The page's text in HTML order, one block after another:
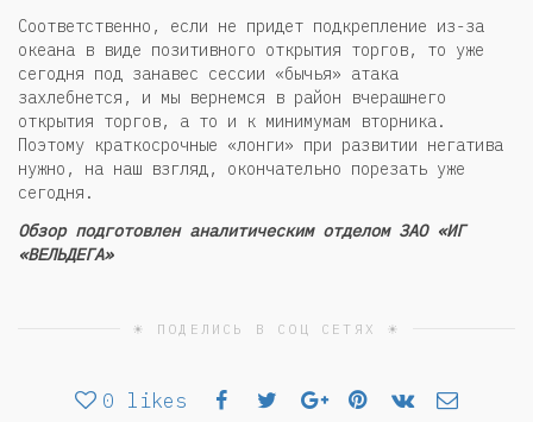
Соответственно, если не придет подкрепление из-за
океана в виде позитивного открытия торгов, то уже
сегодня под занавес сессии «бычья» атака
захлебнется, и мы вернемся в район вчерашнего
открытия торгов, а то и к минимумам вторника.
Поэтому краткосрочные «лонги» при развитии негатива
нужно, на наш взгляд, окончательно порезать уже
сегодня.
Обзор подготовлен аналитическим отделом ЗАО «ИГ
«ВЕЛЬДЕГА»
☀ ПОДЕЛИСЬ В СОЦ СЕТЯХ ☀
0 likes